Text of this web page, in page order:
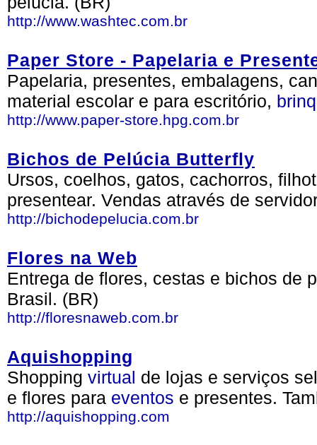
http://www.washtec.com.br
Paper Store - Papelaria e
Papelaria, presentes, embalagens,
material escolar e para escritório,
http://www.paper-store.hpg.com.br
Bichos de Pelúcia Butterfly
Ursos, coelhos, gatos, cachorros,
presentear. Vendas através de
http://bichodepelucia.com.br
Flores na Web
Entrega de flores, cestas e bichos de
Brasil. (BR)
http://floresnaweb.com.br
Aquishopping
Shopping virtual de lojas e serviços
e flores para eventos e presentes.
http://aquishopping.com